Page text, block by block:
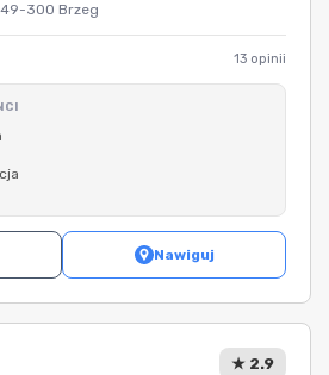
49-300 Brzeg
13 opinii
Nawiguj
★ 2.9